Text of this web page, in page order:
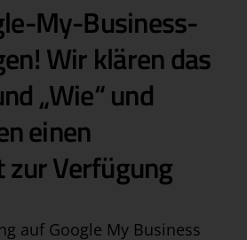
My-Business-
Wir klären das
„Wie“ und
einen
Verfügung
auf Google My Business